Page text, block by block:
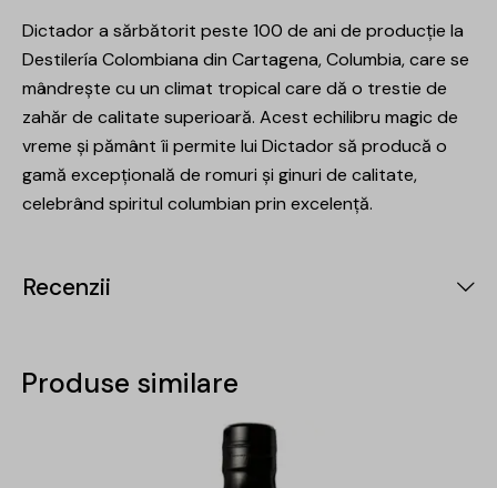
Dictador a sărbătorit peste 100 de ani de producție la
Destilería Colombiana din Cartagena, Columbia, care se
mândrește cu un climat tropical care dă o trestie de
zahăr de calitate superioară. Acest echilibru magic de
vreme și pământ îi permite lui Dictador să producă o
gamă excepțională de romuri și ginuri de calitate,
celebrând spiritul columbian prin excelență.
Recenzii
Produse similare